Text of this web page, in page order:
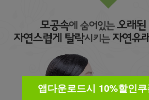
앱다운로드시 10%할인